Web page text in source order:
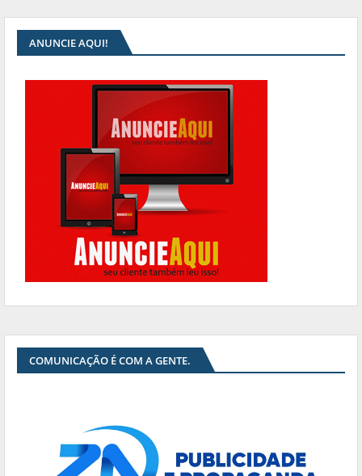
ANUNCIE AQUI!
COMUNICAÇÃO É COM A GENTE.